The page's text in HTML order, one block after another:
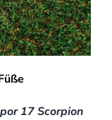
17 Scorpion